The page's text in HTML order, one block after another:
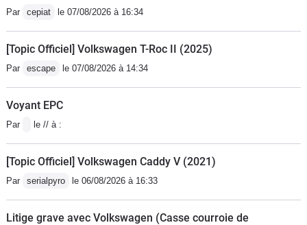
Par cepiat le 07/08/2026 à 16:34
[Topic Officiel] Volkswagen T-Roc II (2025)
Par escape le 07/08/2026 à 14:34
Voyant EPC
Par le // à :
[Topic Officiel] Volkswagen Caddy V (2021)
Par serialpyro le 06/08/2026 à 16:33
Litige grave avec Volkswagen (Casse courroie de